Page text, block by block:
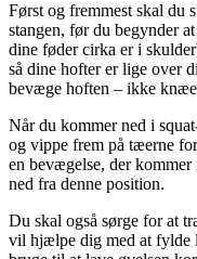
Først og fremmest skal du
stangen, før du begynder
dine føder cirka er i
så dine hofter er lige over
bevæge hoften – ikke
Når du kommer ned i
og vippe frem på tæerne
en bevægelse, der
ned fra denne position.
Du skal også sørge for at
vil hjælpe dig med at fylde